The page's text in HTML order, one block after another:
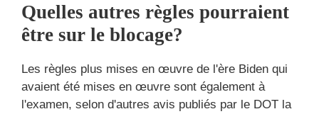
Quelles autres règles pourraient
être sur le blocage?
Les règles plus mises en œuvre de l'ère Biden qui
avaient été mises en œuvre sont également à
l'examen, selon d'autres avis publiés par le DOT la